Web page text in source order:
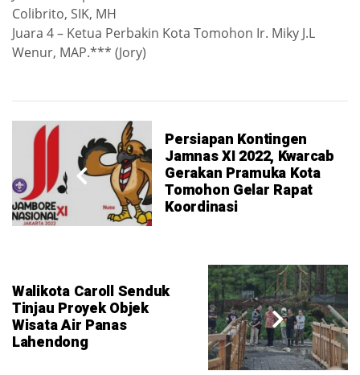
Colibrito, SIK, MH
Juara 4 – Ketua Perbakin Kota Tomohon Ir. Miky J.L
Wenur, MAP.*** (Jory)
Persiapan Kontingen
Jamnas XI 2022, Kwarcab
Gerakan Pramuka Kota
Tomohon Gelar Rapat
Koordinasi
Walikota Caroll Senduk
Tinjau Proyek Objek
Wisata Air Panas
Lahendong